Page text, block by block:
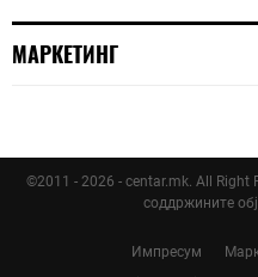
МАРКЕТИНГ
©2011 - 2026 - centar.mk. All Right
соддржините
Импресум